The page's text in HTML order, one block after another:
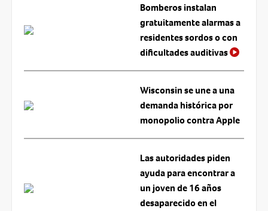
Bomberos instalan
gratuitamente alarmas a
residentes sordos o con
dificultades auditivas
Wisconsin se une a una
demanda histórica por
monopolio contra Apple
Las autoridades piden
ayuda para encontrar a
un joven de 16 años
desaparecido en el